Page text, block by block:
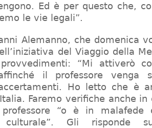
Ed è per questo che,
le vie legali”.
Alemanno, che domenica
del Viaggio della
“Mi attiverò
il professore venga
Ho letto che è
Faremo verifiche anche in
“o è in malafede
culturale”. Gli risponde